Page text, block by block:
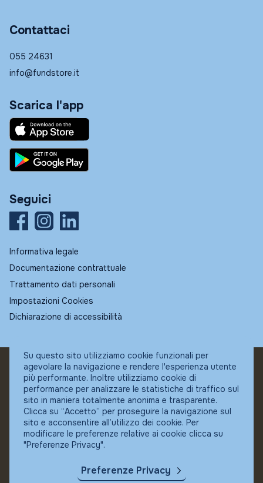
Contattaci
055 24631
info@fundstore.it
Scarica l'app
Seguici
Informativa legale
Documentazione contrattuale
Trattamento dati personali
Impostazioni Cookies
Dichiarazione di accessibilità
© Fundstore
Collocatore autorizzato:
Banca Ifigest SpA
P.Iva: 04337180485
Su questo sito utilizziamo cookie funzionali per
agevolare la navigazione e rendere l'esperienza utente
più performante. Inoltre utilizziamo cookie di
performance per analizzare le statistiche di traffico sul
sito in maniera totalmente anonima e trasparente.
Clicca su “Accetto” per proseguire la navigazione sul
sito e acconsentire all’utilizzo dei cookie. Per
modificare le preferenze relative ai cookie clicca su
"Preferenze Privacy".
Preferenze Privacy